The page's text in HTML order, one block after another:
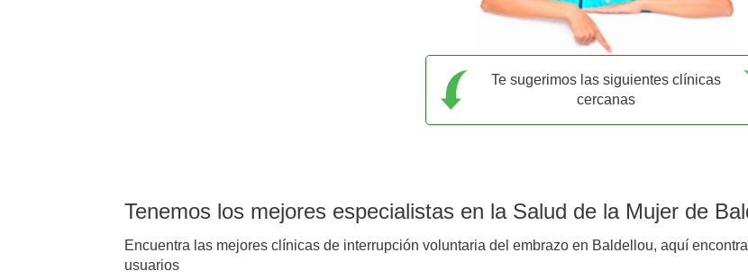
Te sugerimos las siguientes clínicas
cercanas
Tenemos los mejores especialistas en la Salud de la Mujer de
Encuentra las mejores clínicas de interrupción voluntaria del embrazo en Baldellou, aquí
usuarios